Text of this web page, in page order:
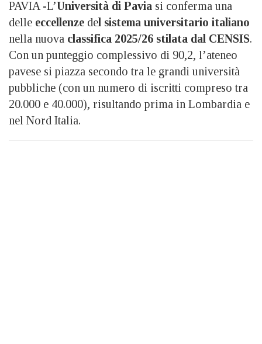
PAVIA -L’Università di Pavia si conferma una
delle eccellenze del sistema universitario italiano
nella nuova classifica 2025/26 stilata dal CENSIS.
Con un punteggio complessivo di 90,2, l’ateneo
pavese si piazza secondo tra le grandi università
pubbliche (con un numero di iscritti compreso tra
20.000 e 40.000), risultando prima in Lombardia e
nel Nord Italia.